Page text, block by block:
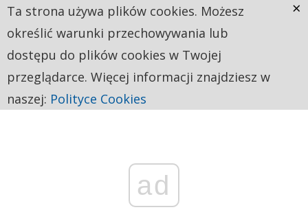
ad
Ta strona używa plików cookies. Możesz
określić warunki przechowywania lub
dostępu do plików cookies w Twojej
przeglądarce. Więcej informacji znajdziesz w
naszej: Polityce Cookies
×